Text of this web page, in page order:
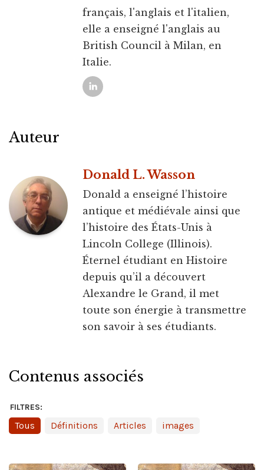
français, l'anglais et l'italien,
elle a enseigné l'anglais au
British Council à Milan, en
Italie.
Auteur
Donald L. Wasson
Donald a enseigné l’histoire
antique et médiévale ainsi que
l’histoire des États-Unis à
Lincoln College (Illinois).
Éternel étudiant en Histoire
depuis qu’il a découvert
Alexandre le Grand, il met
toute son énergie à transmettre
son savoir à ses étudiants.
Contenus associés
FILTRES:
Tous Définitions Articles images